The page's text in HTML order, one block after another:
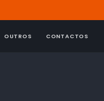
OUTROS CONTACTOS